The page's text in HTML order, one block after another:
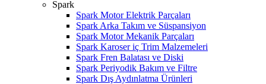
Spark
Spark Motor Elektrik Parçaları
Spark Arka Takım ve Süspansiyon
Spark Motor Mekanik Parçaları
Spark Karoser iç Trim Malzemeleri
Spark Fren Balatası ve Diski
Spark Periyodik Bakım ve Filtre
Spark Dış Aydınlatma Ürünleri